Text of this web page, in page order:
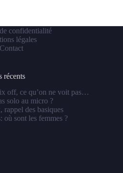
confidentialité
légales
Contact
récents
off, ce qu’on ne voit pas…
solo au micro ?
rappel des basiques
où sont les femmes ?